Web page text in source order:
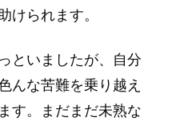
けられます。
といましたが、自分
んな苦難を乗り越え
す。まだまだ未熟な